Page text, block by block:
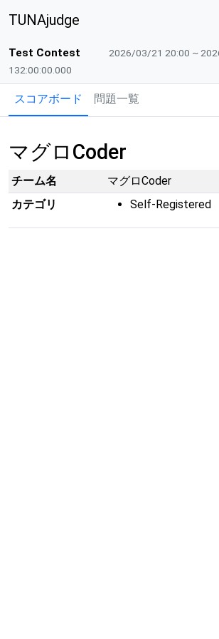
TUNAjudge
Test Contest
2026/03/21 20:00 ~
132:00:00.000
スコアボード 問題一覧
マグロCoder
チーム名
マグロCoder
カテゴリ
Self-Registered